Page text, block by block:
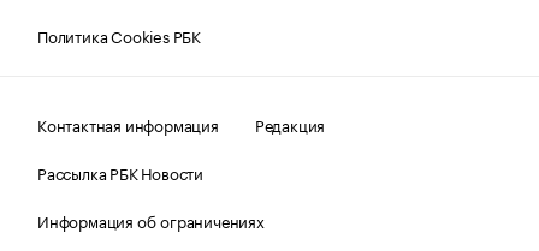
Политика Cookies РБК
Контактная информация
Редакция
Рассылка РБК Новости
Информация об ограничениях